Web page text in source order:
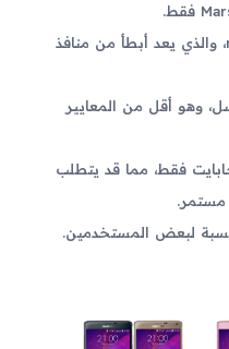
يحتوي على منفذ microUSB 2.0، والذي يعد أبطأ من منافذ
3.7 ميجابكسل، وهو أقل من المعايير
الداخليّة 16 جيجابايت فقط، مما قد يتطلب
مستمر.